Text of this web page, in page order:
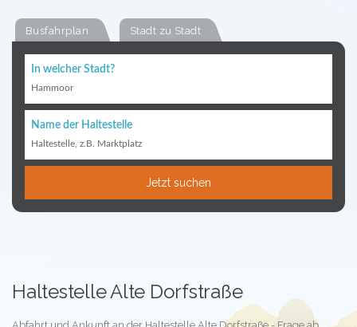
Busfahrplan Stadt zu Stadt
In welcher Stadt?
Hammoor
Name der Haltestelle
Haltestelle, z.B. Marktplatz
Jetzt suchen
Haltestelle Alte Dorfstraße